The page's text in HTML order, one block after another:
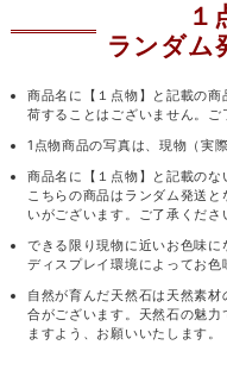
１
ランダム
商品名に【１点物】と記載の
荷することはございません。ご
1点物商品の写真は、現物（実
商品名に【１点物】と記載のな
こちらの商品はランダム発送
いがございます。ご了承くださ
できる限り現物に近いお色味
ディスプレイ環境によってお色
自然が育んだ天然石は天然素
合がございます。天然石の魅
ますよう、お願いいたします。